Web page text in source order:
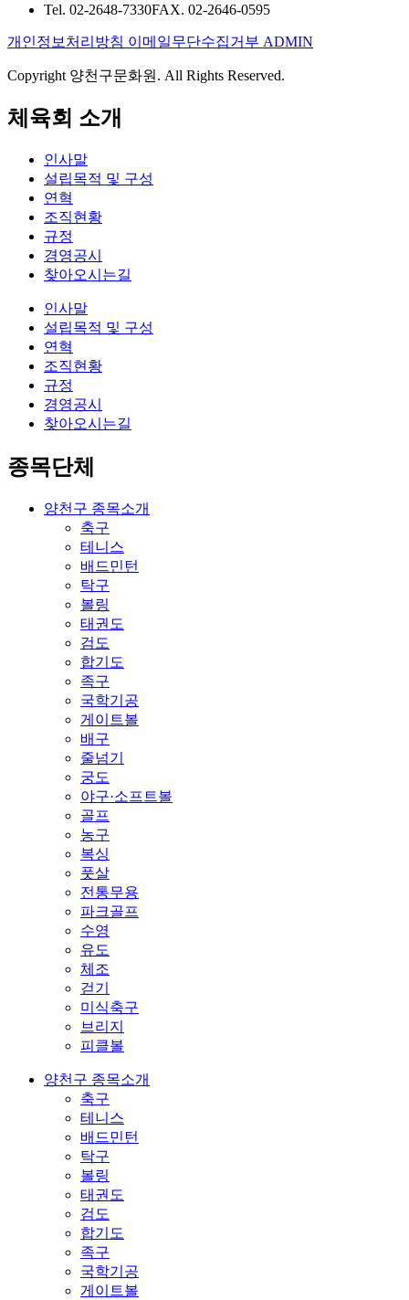
Tel. 02-2648-7330FAX. 02-2646-0595
개인정보처리방침 이메일무단수집거부 ADMIN
Copyright 양천구문화원. All Rights Reserved.
체육회 소개
인사말
설립목적 및 구성
연혁
조직현황
규정
경영공시
찾아오시는길
인사말
설립목적 및 구성
연혁
조직현황
규정
경영공시
찾아오시는길
종목단체
양천구 종목소개
축구
테니스
배드민턴
탁구
볼링
태권도
검도
합기도
족구
국학기공
게이트볼
배구
줄넘기
궁도
야구·소프트볼
골프
농구
복싱
풋살
전통무용
파크골프
수영
유도
체조
걷기
미식축구
브리지
피클볼
양천구 종목소개
축구
테니스
배드민턴
탁구
볼링
태권도
검도
합기도
족구
국학기공
게이트볼